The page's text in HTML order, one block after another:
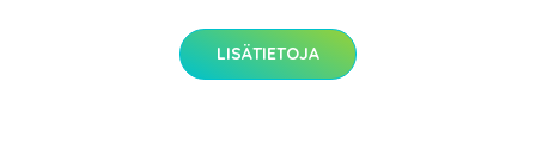
LISÄTIETOJA